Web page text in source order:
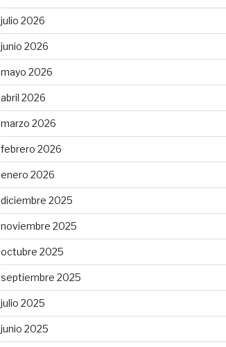
julio 2026
junio 2026
mayo 2026
abril 2026
marzo 2026
febrero 2026
enero 2026
diciembre 2025
noviembre 2025
octubre 2025
septiembre 2025
julio 2025
junio 2025